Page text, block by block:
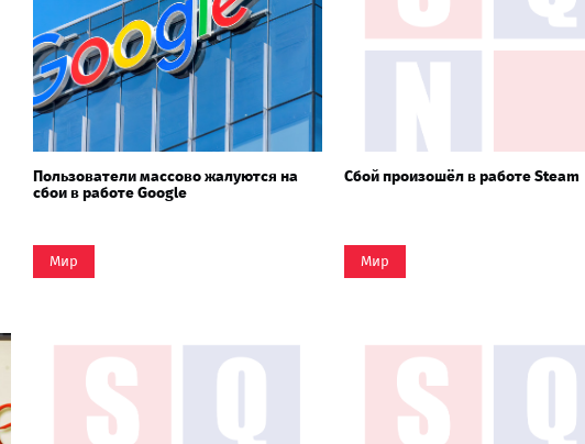
Пользователи массово жалуются на
сбои в работе Google
Мир
Сбой произошёл в работе Steam
Мир